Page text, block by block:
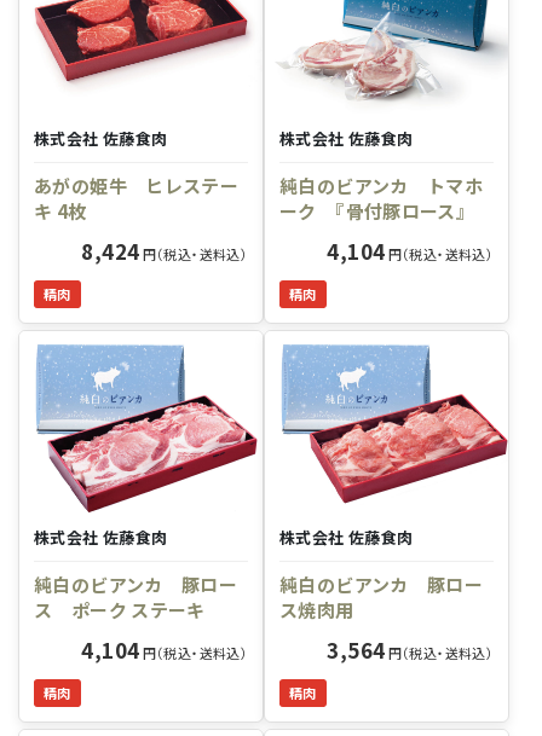
株式会社 佐藤食肉
あがの姫牛 ヒレステー
キ 4枚
8,424円（税込・送料込）
精肉
株式会社 佐藤食肉
純白のビアンカ トマホ
ーク 『骨付豚ロース』
4,104円（税込・送料込）
精肉
株式会社 佐藤食肉
純白のビアンカ 豚ロー
ス ポーク ステーキ
4,104円（税込・送料込）
精肉
株式会社 佐藤食肉
純白のビアンカ 豚ロー
ス焼肉用
3,564円（税込・送料込）
精肉